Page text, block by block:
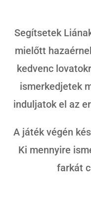
Segítsetek
mielőtt
kedvenc
ismerkedjetek
induljatok el az
A játék végén
Ki mennyire
farkát